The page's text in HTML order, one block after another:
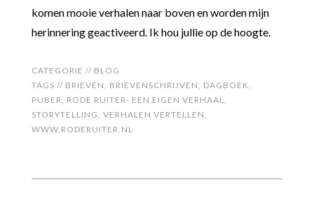
komen mooie verhalen naar boven en worden mijn
herinnering geactiveerd. Ik hou jullie op de hoogte.
CATEGORIE // BLOG
TAGS // BRIEVEN, BRIEVENSCHRIJVEN, DAGBOEK,
PUBER, RODE RUITER- EEN EIGEN VERHAAL,
STORYTELLING, VERHALEN VERTELLEN,
WWW.RODERUITER.NL